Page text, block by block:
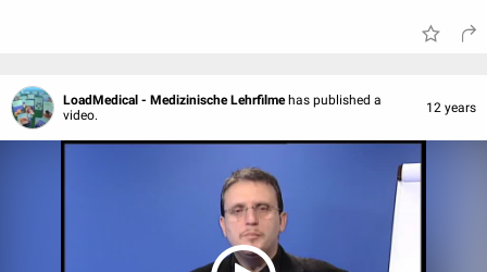
LoadMedical - Medizinische Lehrfilme has published a
video.
12 years